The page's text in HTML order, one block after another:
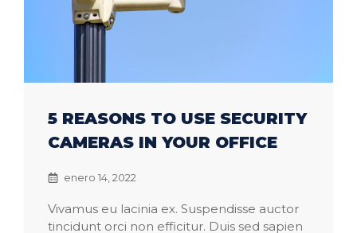
5 REASONS TO USE SECURITY
CAMERAS IN YOUR OFFICE
enero 14, 2022
Vivamus eu lacinia ex. Suspendisse auctor
tincidunt orci non efficitur. Duis sed sapien